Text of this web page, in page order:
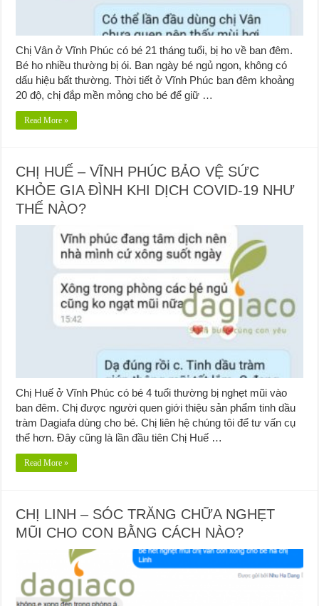
Chị Vân ở Vĩnh Phúc có bé 21 tháng tuổi, bị ho về ban đêm.
Bé ho nhiều thường bị ói. Ban ngày bé ngủ ngon, không có
dấu hiệu bất thường. Thời tiết ở Vĩnh Phúc ban đêm khoảng
20 độ, chị đắp mền mỏng cho bé để giữ …
Read More »
CHỊ HUẾ – VĨNH PHÚC BẢO VỆ SỨC
KHỎE GIA ĐÌNH KHI DỊCH COVID-19 NHƯ
THẾ NÀO?
Chị Huế ở Vĩnh Phúc có bé 4 tuổi thường bị nghẹt mũi vào
ban đêm. Chị được người quen giới thiệu sản phẩm tinh dầu
tràm Dagiafa dùng cho bé. Chị liên hệ chúng tôi để tư vấn cụ
thể hơn. Đây cũng là lần đầu tiên Chị Huế …
Read More »
CHỊ LINH – SÓC TRĂNG CHỮA NGHẸT
MŨI CHO CON BẰNG CÁCH NÀO?